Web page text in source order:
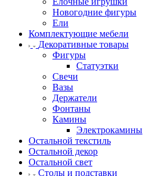
Новогодние фигуры
Ели
Комплектующие мебели
Декоративные товары
Фигуры
Статуэтки
Свечи
Вазы
Держатели
Фонтаны
Камины
Электрокамины
Остальной текстиль
Остальной декор
Остальной свет
Столы и подставки